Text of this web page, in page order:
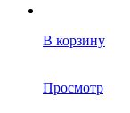
В корзину
Просмотр